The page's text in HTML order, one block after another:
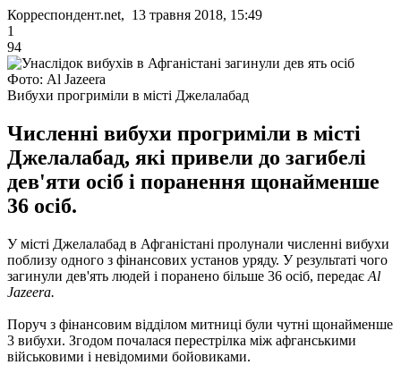
Корреспондент.net, 13 травня 2018, 15:49
1
94
Фото: Al Jazeera
Вибухи прогриміли в місті Джелалабад
Численні вибухи прогриміли в місті
Джелалабад, які привели до загибелі
дев'яти осіб і поранення щонайменше
36 осіб.
У місті Джелалабад в Афганістані пролунали численні вибухи
поблизу одного з фінансових установ уряду. У результаті чого
загинули дев'ять людей і поранено більше 36 осіб, передає Al
Jazeera.
Поруч з фінансовим відділом митниці були чутні щонайменше
3 вибухи. Згодом почалася перестрілка між афганськими
військовими і невідомими бойовиками.